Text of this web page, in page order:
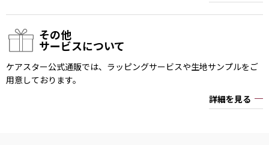
その他
サービスについて
ケアスター公式通販では、ラッピングサービスや生地サンプルをご
用意しております。
詳細を見る